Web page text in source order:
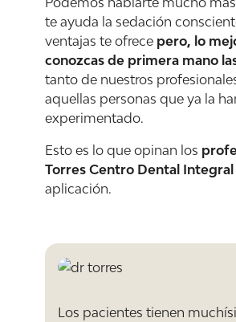
te ayuda la sedación
ventajas te ofrece pero, lo
conozcas de primera mano
tanto de nuestros
aquellas personas que ya la
experimentado.
Esto es lo que opinan los
Torres Centro Dental Integral
aplicación.
Los pacientes tienen